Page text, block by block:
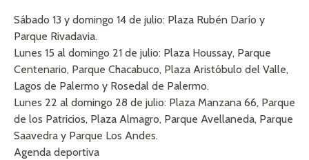
Sábado 13 y domingo 14 de julio: Plaza Rubén Darío y
Parque Rivadavia.
Lunes 15 al domingo 21 de julio: Plaza Houssay, Parque
Centenario, Parque Chacabuco, Plaza Aristóbulo del Valle,
Lagos de Palermo y Rosedal de Palermo.
Lunes 22 al domingo 28 de julio: Plaza Manzana 66, Parque
de los Patricios, Plaza Almagro, Parque Avellaneda, Parque
Saavedra y Parque Los Andes.
Agenda deportiva